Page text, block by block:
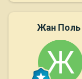
Жан Поль